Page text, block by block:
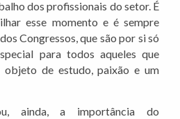
dos profissionais do setor. É
esse momento e é sempre
Congressos, que são por si só
para todos aqueles que
de estudo, paixão e um
ainda, a importância do